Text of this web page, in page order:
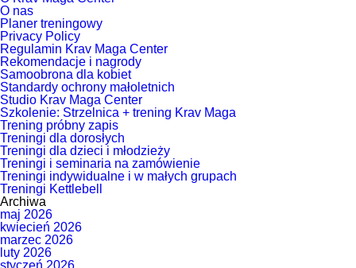
O nas
Planer treningowy
Privacy Policy
Regulamin Krav Maga Center
Rekomendacje i nagrody
Samoobrona dla kobiet
Standardy ochrony małoletnich
Studio Krav Maga Center
Szkolenie: Strzelnica + trening Krav Maga
Trening próbny zapis
Treningi dla dorosłych
Treningi dla dzieci i młodzieży
Treningi i seminaria na zamówienie
Treningi indywidualne i w małych grupach
Treningi Kettlebell
Archiwa
maj 2026
kwiecień 2026
marzec 2026
luty 2026
styczeń 2026